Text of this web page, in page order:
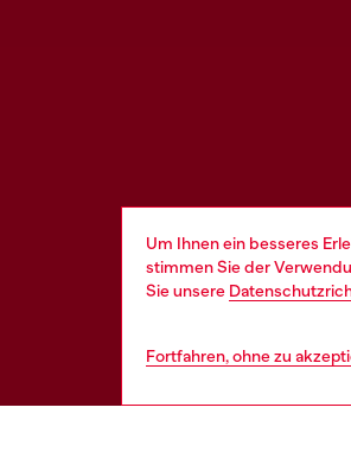
Um Ihnen ein besseres
stimmen Sie der
Sie unsere
Fortfahren, ohne zu